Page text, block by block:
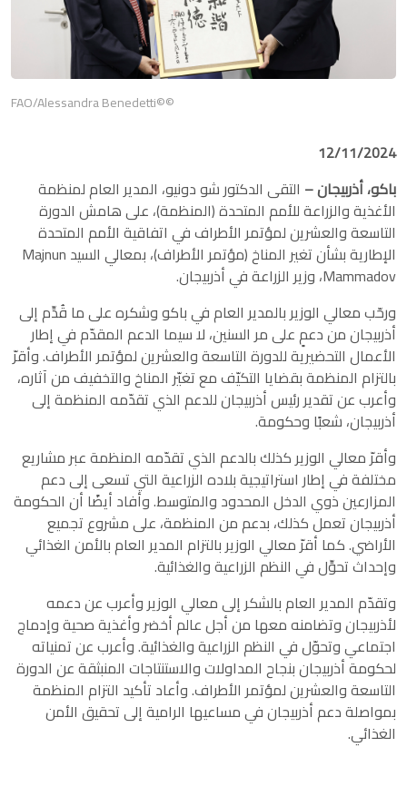
©©FAO/Alessandra Benedetti
12/11/2024
باكو، أذربيجان – التقى الدكتور شو دونيو، المدير العام لمنظمة
الأغذية والزراعة للأمم المتحدة (المنظمة)، على هامش الدورة
التاسعة والعشرين لمؤتمر الأطراف في اتفاقية الأمم المتحدة
الإطارية بشأن تغير المناخ (مؤتمر الأطراف)، بمعالي السيد Majnun
Mammadov، وزير الزراعة في أذربيجان.
ورحّب معالي الوزير بالمدير العام في باكو وشكره على ما قُدِّم إلى
أذربيجان من دعمٍ على مر السنين، لا سيما الدعم المقدّم في إطار
الأعمال التحضيرية للدورة التاسعة والعشرين لمؤتمر الأطراف. وأقرّ
بالتزام المنظمة بقضايا التكيّف مع تغيّر المناخ والتخفيف من آثاره،
وأعرب عن تقدير رئيس أذربيجان للدعم الذي تقدّمه المنظمة إلى
أذربيجان، شعبًا وحكومة.
وأقرّ معالي الوزير كذلك بالدعم الذي تقدّمه المنظمة عبر مشاريع
مختلفة في إطار استراتيجية بلاده الزراعية التي تسعى إلى دعم
المزارعين ذوي الدخل المحدود والمتوسط. وأفاد أيضًا أن الحكومة
أذربيجان تعمل كذلك، بدعم من المنظمة، على مشروع تجميع
الأراضي. كما أقرّ معالي الوزير بالتزام المدير العام بالأمن الغذائي
وإحداث تحوِّل في النظم الزراعية والغذائية.
وتقدّم المدير العام بالشكر إلى معالي الوزير وأعرب عن دعمه
لأذربيجان وتضامنه معها من أجل عالم أخضر وأغذية صحية وإدماج
اجتماعي وتحوّل في النظم الزراعية والغذائية. وأعرب عن تمنياته
لحكومة أذربيجان بنجاح المداولات والاستنتاجات المنبثقة عن الدورة
التاسعة والعشرين لمؤتمر الأطراف. وأعاد تأكيد التزام المنظمة
بمواصلة دعم أذربيجان في مساعيها الرامية إلى تحقيق الأمن
الغذائي.